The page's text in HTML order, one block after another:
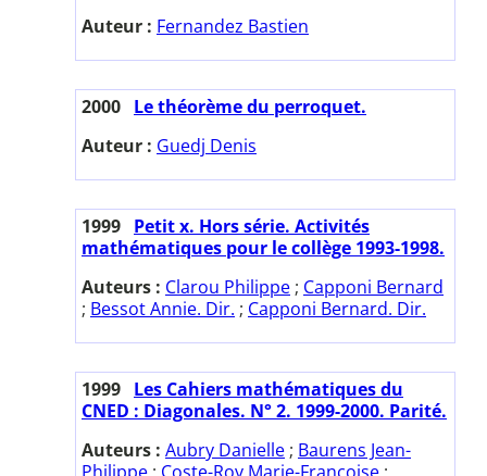
Auteur : Fernandez Bastien
2000 Le théorème du perroquet.
Auteur : Guedj Denis
1999 Petit x. Hors série. Activités
mathématiques pour le collège 1993-1998.
Auteurs : Clarou Philippe ; Capponi Bernard
; Bessot Annie. Dir. ; Capponi Bernard. Dir.
1999 Les Cahiers mathématiques du
CNED : Diagonales. N° 2. 1999-2000. Parité.
Auteurs : Aubry Danielle ; Baurens Jean-